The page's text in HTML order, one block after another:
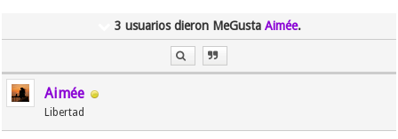
3 usuarios dieron MeGusta Aimée.
Aimée
Libertad